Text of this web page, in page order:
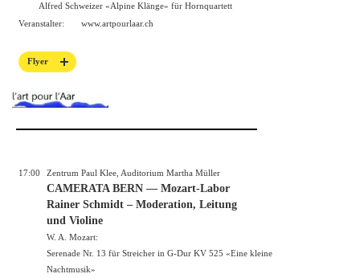
Alfred Schweizer «Alpine Klänge» für Hornquartett
Veranstalter:
www.artpourlaar.ch
Flyer
17:00 Zentrum Paul Klee, Auditorium Martha Müller
CAMERATA BERN — Mozart-Labor
Rainer Schmidt – Moderation, Leitung
und Violine
W. A. Mozart:
Serenade Nr. 13 für Streicher in G-Dur KV 525 «Eine kleine
Nachtmusik»